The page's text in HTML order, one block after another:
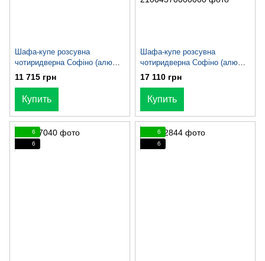
Шафа-купе розсувна
чотиридверна Софіно (алюм)
з фасадами Дзеркало 2шт +
ДСП 2шт • 1300*60*2100 см
11 715 грн
Купить
Шафа-купе розсувна
чотиридверна Софіно (алюм)
з фасадами ДСП 3шт +
Дзеркало • 2400x450x2400 см
колір бетон виробник віп
мастер
17 110 грн
Купить
6
6
6
6